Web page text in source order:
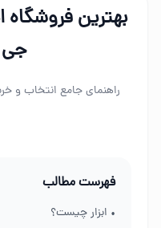
بهترین فروشگاه
جی
راهنمای جامع انتخاب و
فهرست مطالب
• ابزار چیست؟